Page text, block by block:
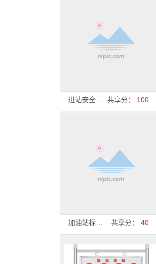
进站安全须知 共享分： 100
加油站标识 禁烟等 共享分：40